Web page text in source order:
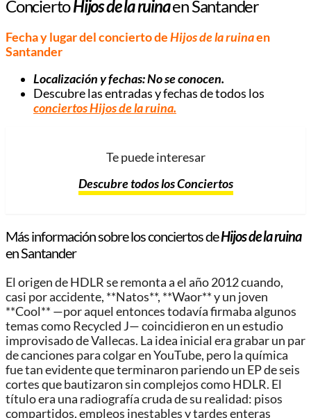
ConciertoHijos de la ruinaen Santander
Fecha y lugar del concierto deHijos de la ruinaen
Santander
Localización y fechas: No se conocen.
Descubre las entradas y fechas de todos los
conciertosHijos de la ruina.
Te puede interesar
Descubre todos los Conciertos
Más información sobre los conciertos deHijos de la ruina
en Santander
El origen de HDLR se remonta a el año 2012 cuando,
casi por accidente, **Natos**, **Waor** y un joven
**Cool** —por aquel entonces todavía firmaba algunos
temas como Recycled J— coincidieron en un estudio
improvisado de Vallecas. La idea inicial era grabar un par
de canciones para colgar en YouTube, pero la química
fue tan evidente que terminaron pariendo un EP de seis
cortes que bautizaron sin complejos como HDLR. El
título era una radiografía cruda de su realidad: pisos
compartidos, empleos inestables y tardes enteras